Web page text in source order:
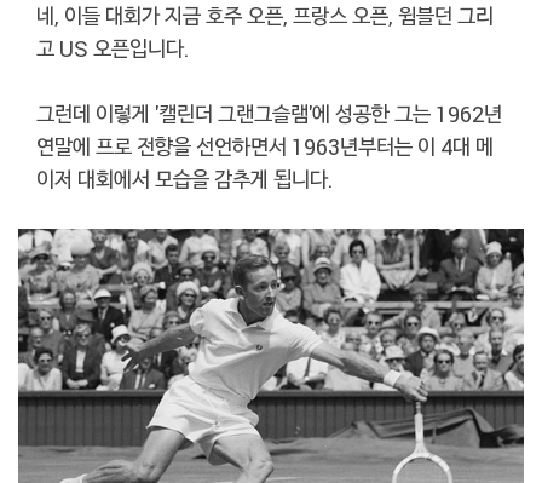
네, 이들 대회가 지금 호주 오픈, 프랑스 오픈, 윔블던 그리
고 US 오픈입니다.
그런데 이렇게 '캘린더 그랜그슬램'에 성공한 그는 1962년
연말에 프로 전향을 선언하면서 1963년부터는 이 4대 메
이저 대회에서 모습을 감추게 됩니다.